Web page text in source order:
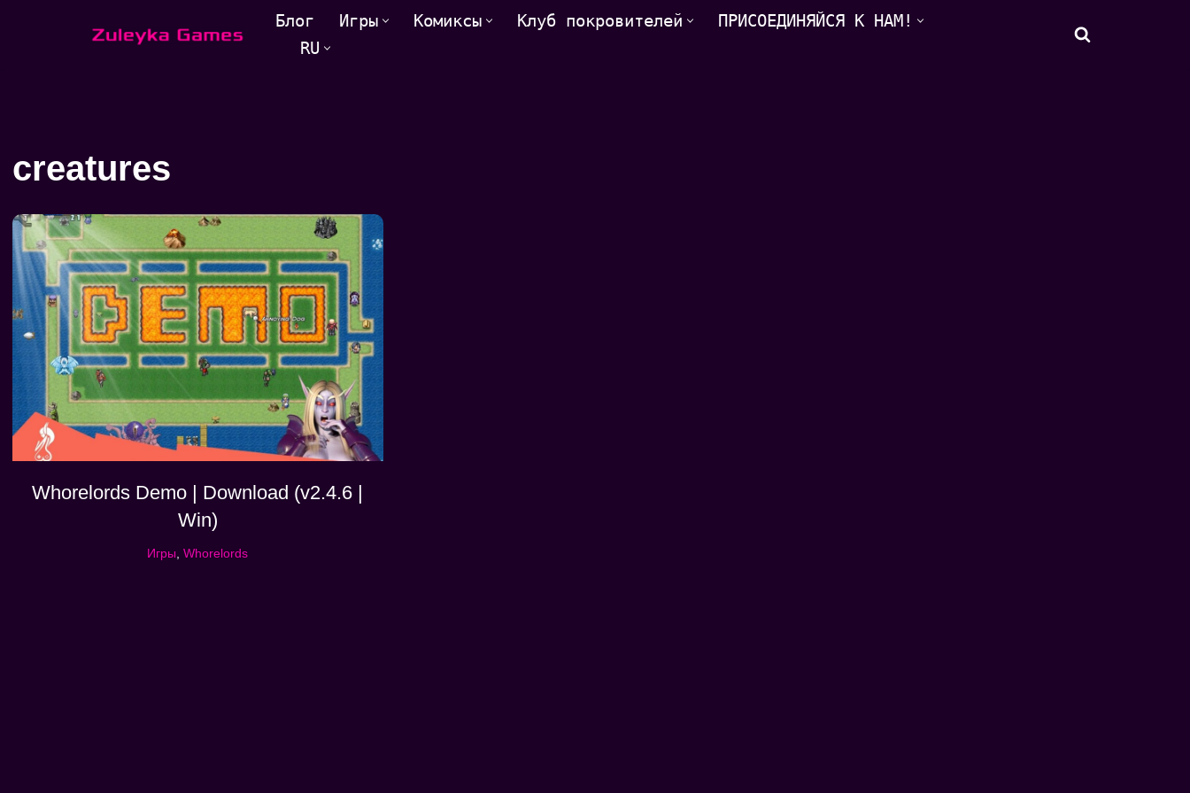
Блог Игры Комиксы Клуб покровителей
ПРИСОЕДИНЯЙСЯ К НАМ!
RU
creatures
Whorelords Demo | Download (v2.4.6 |
Win)
Игры,Whorelords